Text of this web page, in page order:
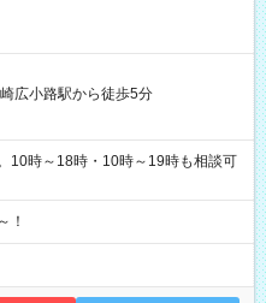
広小路駅から徒歩5分
時～18時・10時～19時も相談可
！